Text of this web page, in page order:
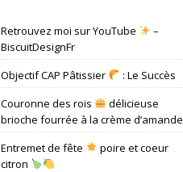
Retrouvez moi sur YouTube
–
BiscuitDesignFr
Objectif CAP Pâtissier
: Le Succès
Couronne des rois
délicieuse
brioche fourrée à la crème d’amande
Entremet de fête
poire et coeur
citron